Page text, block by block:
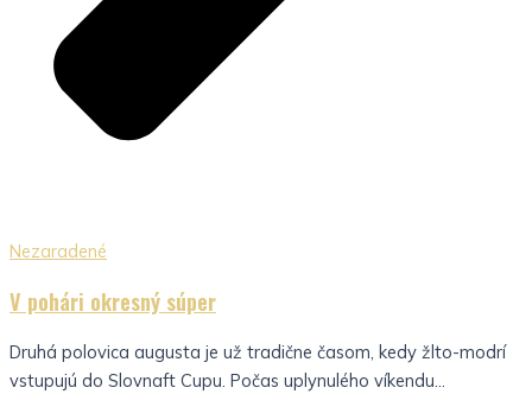
Nezaradené
V pohári okresný súper
Druhá polovica augusta je už tradične časom, kedy žlto-modrí
vstupujú do Slovnaft Cupu. Počas uplynulého víkendu...